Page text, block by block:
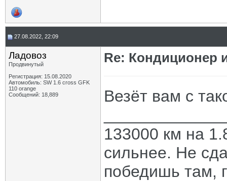
27.08.2022, 22:09
Ладовоз
Продвинутый
Регистрация: 15.08.2020
Автомобиль: SW 1.6 cross GFK
110 orange
Сообщений: 18,889
Re: Кондиционер
Везёт вам с
133000 км на
сильнее. Не
победишь там,